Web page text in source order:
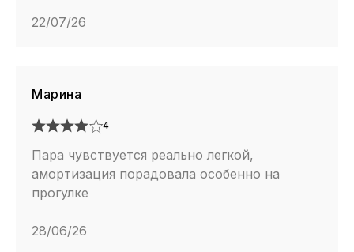
22/07/26
Марина
4
Пара чувствуется реально легкой,
амортизация порадовала особенно на
прогулке
28/06/26